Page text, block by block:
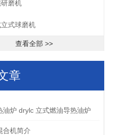
磨机
式球磨机
查看全部 >>
章
油炉 drylc 立式燃油导热油炉
热油炉
合机简介